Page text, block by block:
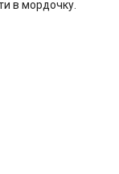
в мордочку.